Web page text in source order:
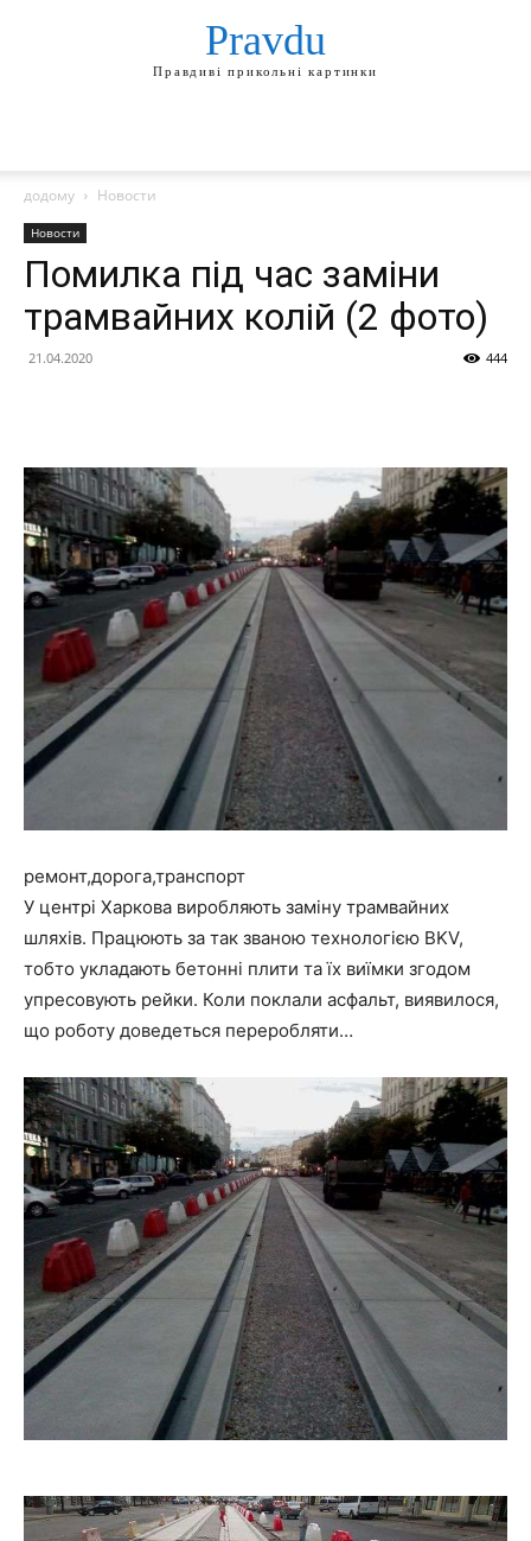
Pravdu
Правдиві прикольні картинки
додому Новости
Новости
Помилка під час заміни
трамвайних колій (2 фото)
21.04.2020 444
ремонт,дорога,транспорт
У центрі Харкова виробляють заміну трамвайних
шляхів. Працюють за так званою технологією BKV,
тобто укладають бетонні плити та їх виїмки згодом
упресовують рейки. Коли поклали асфальт, виявилося,
що роботу доведеться переробляти…